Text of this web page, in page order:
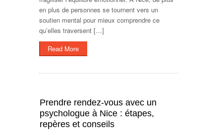
en plus de personnes se tournent vers un
soutien mental pour mieux comprendre ce
qu’elles traversent […]
Read More
Prendre rendez-vous avec un
psychologue à Nice : étapes,
repères et conseils